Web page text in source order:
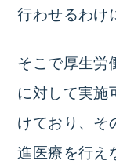
行わせるわけ
そこで厚生労
に対して実施
けており、そ
進医療を行え